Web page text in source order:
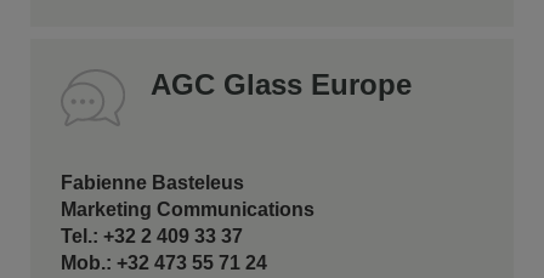
AGC Glass Europe
Fabienne Basteleus
Marketing Communications
Tel.: +32 2 409 33 37
Mob.: +32 473 55 71 24